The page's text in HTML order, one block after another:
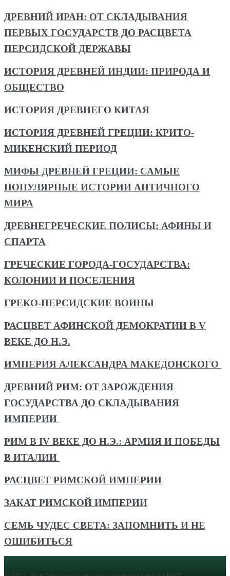
ДРЕВНИЙ ИРАН: ОТ СКЛАДЫВАНИЯ
ПЕРВЫХ ГОСУДАРСТВ ДО РАСЦВЕТА
ПЕРСИДСКОЙ ДЕРЖАВЫ
ИСТОРИЯ ДРЕВНЕЙ ИНДИИ: ПРИРОДА И
ОБЩЕСТВО
ИСТОРИЯ ДРЕВНЕГО КИТАЯ
ИСТОРИЯ ДРЕВНЕЙ ГРЕЦИИ: КРИТО-
МИКЕНСКИЙ ПЕРИОД
МИФЫ ДРЕВНЕЙ ГРЕЦИИ: САМЫЕ
ПОПУЛЯРНЫЕ ИСТОРИИ АНТИЧНОГО
МИРА
ДРЕВНЕГРЕЧЕСКИЕ ПОЛИСЫ: АФИНЫ И
СПАРТА
ГРЕЧЕСКИЕ ГОРОДА-ГОСУДАРСТВА:
КОЛОНИИ И ПОСЕЛЕНИЯ
ГРЕКО-ПЕРСИДСКИЕ ВОИНЫ
РАСЦВЕТ АФИНСКОЙ ДЕМОКРАТИИ В V
ВЕКЕ ДО Н.Э.
ИМПЕРИЯ АЛЕКСАНДРА МАКЕДОНСКОГО
ДРЕВНИЙ РИМ: ОТ ЗАРОЖДЕНИЯ
ГОСУДАРСТВА ДО СКЛАДЫВАНИЯ
ИМПЕРИИ
РИМ В IV ВЕКЕ ДО Н.Э.: АРМИЯ И ПОБЕДЫ
В ИТАЛИИ
РАСЦВЕТ РИМСКОЙ ИМПЕРИИ
ЗАКАТ РИМСКОЙ ИМПЕРИИ
СЕМЬ ЧУДЕС СВЕТА: ЗАПОМНИТЬ И НЕ
ОШИБИТЬСЯ